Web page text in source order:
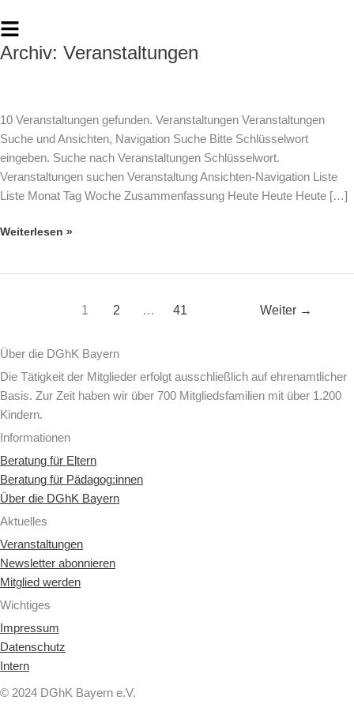
Inhalt
springen
Flyout
Menu
Archiv: Veranstaltungen
10 Veranstaltungen gefunden. Veranstaltungen Veranstaltungen
Suche und Ansichten, Navigation Suche Bitte Schlüsselwort
eingeben. Suche nach Veranstaltungen Schlüsselwort.
Veranstaltungen suchen Veranstaltung Ansichten-Navigation Liste
Liste Monat Tag Woche Zusammenfassung Heute Heute Heute […]
Augsburg
Augsburg
–
mit
Anmeldung
Weiterlesen »
1 2 … 41 Weiter →
Über die DGhK Bayern
Die Tätigkeit der Mitglieder erfolgt ausschließlich auf ehrenamtlicher
Basis. Zur Zeit haben wir über 700 Mitgliedsfamilien mit über 1.200
Kindern.
Informationen
Beratung für Eltern
Beratung für Pädagog:innen
Über die DGhK Bayern
Aktuelles
Veranstaltungen
Newsletter abonnieren
Mitglied werden
Wichtiges
Impressum
Datenschutz
Intern
© 2024 DGhK Bayern e.V.